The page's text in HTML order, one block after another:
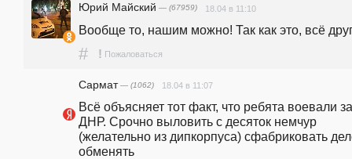
Юрий Майский — (67959) 18.04 в 11:10
Вообще то, нашим можно! Так как это, всё
# ! Пожаловаться
Cармат— (1062) 18.04 в 11:07
Всё объясняет тот факт, что ребята воевали за
ДНР. Срочно выловить с десяток немчур
(желательно из дипкорпуса) сфабриковать
обменять